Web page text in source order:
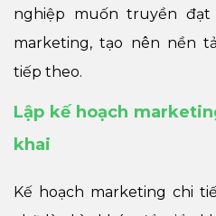
nghiệp muốn truyền
marketing, tạo nên nền
tiếp theo.
Lập kế hoạch
khai
Kế hoạch marketing chi